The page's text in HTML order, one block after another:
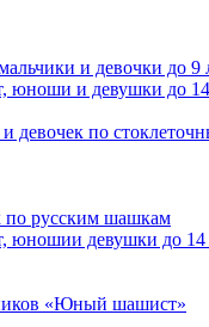
и девочки до
и девушки до
девочек по
по русским шашкам
девушки до 14
«Юный шашист»